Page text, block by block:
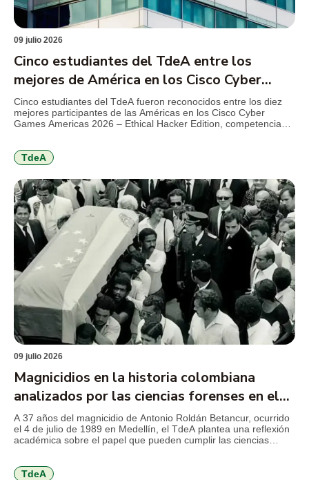
09 julio 2026
Cinco estudiantes del TdeA entre los
mejores de América en los Cisco Cyber
Games 2026
Cinco estudiantes del TdeA fueron reconocidos entre los diez
mejores participantes de las Américas en los Cisco Cyber
Games Americas 2026 – Ethical Hacker Edition, competencia
ciberseguridad, hacking ético y resolución de problemas
técnicos. El […]
TdeA
09 julio 2026
Magnicidios en la historia colombiana
analizados por las ciencias forenses en el
TdeA
A 37 años del magnicidio de Antonio Roldán Betancur, ocurrido
el 4 de julio de 1989 en Medellín, el TdeA plantea una reflexión
académica sobre el papel que pueden cumplir las ciencias
la justicia, la […]
TdeA